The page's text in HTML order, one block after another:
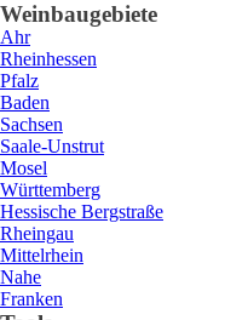
Weinbaugebiete
Ahr
Rheinhessen
Pfalz
Baden
Sachsen
Saale-Unstrut
Mosel
Württemberg
Hessische Bergstraße
Rheingau
Mittelrhein
Nahe
Franken